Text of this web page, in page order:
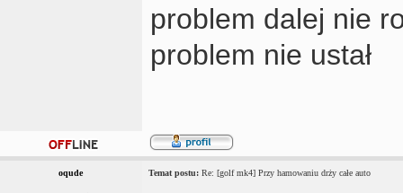
problem dalej nie
problem nie ustał
oqude Temat postu: Re: [golf mk4] Przy hamowaniu drży całe auto